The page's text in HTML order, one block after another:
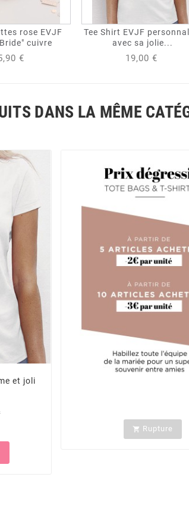
rose EVJF
cuivre
€
Tee Shirt EVJF
avec sa jolie...
19,00 €
DANS LA MÊME
et joli
 Rupture